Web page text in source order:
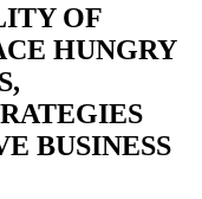
OF
HUNGRY
BUSINESS